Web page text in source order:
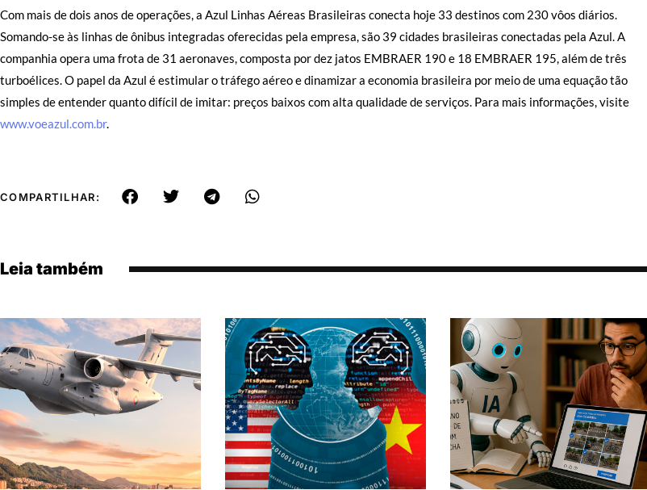
Com mais de dois anos de operações, a Azul Linhas Aéreas Brasileiras conecta hoje 33 destinos com 230 vôos diários.
Somando-se às linhas de ônibus integradas oferecidas pela empresa, são 39 cidades brasileiras conectadas pela Azul. A
companhia opera uma frota de 31 aeronaves, composta por dez jatos EMBRAER 190 e 18 EMBRAER 195, além de três
turboélices. O papel da Azul é estimular o tráfego aéreo e dinamizar a economia brasileira por meio de uma equação tão
simples de entender quanto difícil de imitar: preços baixos com alta qualidade de serviços. Para mais informações, visite
www.voeazul.com.br.
COMPARTILHAR:
Leia também